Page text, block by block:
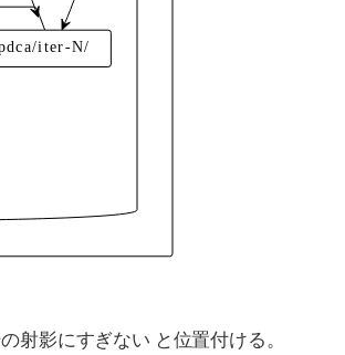
射影にすぎない と位置付ける。